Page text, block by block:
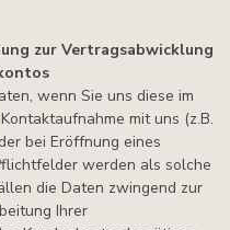
zur Vertragsabwicklung
wenn Sie uns diese im
mit uns (z.B.
bei Eröffnung eines
werden als solche
die Daten zwingend zur
Ihrer